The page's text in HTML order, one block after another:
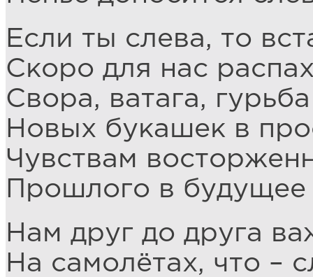
Если ты слева, то
Скоро для нас
Свора, ватага,
Новых букашек в
Чувствам
Прошлого в
Нам друг до друга
На самолётах, что –